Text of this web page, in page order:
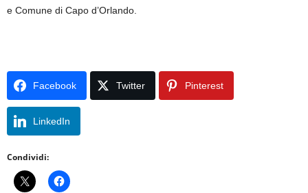
e Comune di Capo d’Orlando.
Facebook Twitter Pinterest
LinkedIn
Condividi: